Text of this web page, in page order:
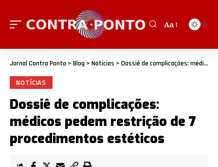
Aa
Jornal Contra Ponto > Blog > Notícias > Dossiê de complicações: médicos pedem restrição de 7 procedimentos estéticos
NOTÍCIAS
Dossiê de complicações:
médicos pedem restrição de 7
procedimentos estéticos